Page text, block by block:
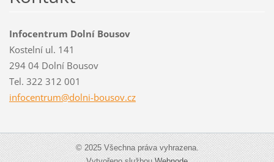
Infocentrum Dolní Bousov
Kostelní ul. 141
294 04 Dolní Bousov
Tel. 322 312 001
infocentrum@dolni-bousov.cz
© 2025 Všechna práva vyhrazena.